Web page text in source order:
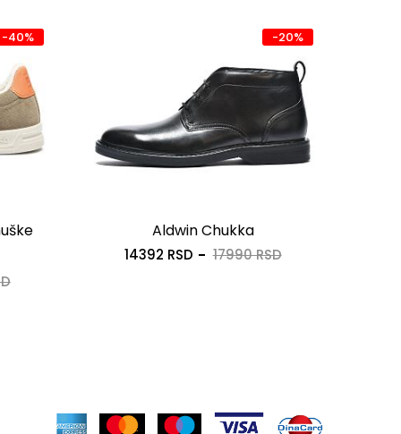
-40% -20%
Aldwin Chukka
14392 RSD 17990 RSD